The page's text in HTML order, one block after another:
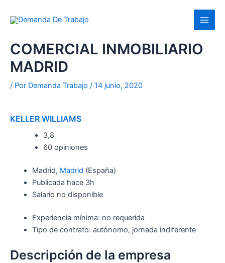
COMERCIAL INMOBILIARIO
MADRID
/ Por Demanda Trabajo / 14 junio, 2020
KELLER WILLIAMS
3,8
60 opiniones
Madrid, Madrid (España)
Publicada hace 3h
Salario no disponible
Experiencia mínima: no requerida
Tipo de contrato: autónomo, jornada indiferente
Descripción de la empresa